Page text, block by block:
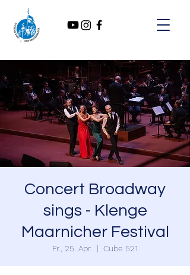
Concert Broadway
sings - Klenge
Maarnicher Festival
Fr., 25. Apr.
  |
Cube 521